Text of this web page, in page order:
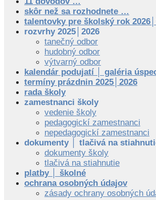
skôr než sa rozhodnete …
talentovky pre školský rok
rozvrhy 2025│2026
tanečný odbor
hudobný odbor
výtvarný odbor
kalendár podujatí │ galéria
termíny prázdnin 2025│2026
rada školy
zamestnanci školy
vedenie školy
pedagogickí zamestnanci
nepedagogickí zamestnanci
dokumenty │ tlačivá na
dokumenty školy
tlačivá na stiahnutie
platby │ školné
ochrana osobných údajov
zásady ochrany osobných